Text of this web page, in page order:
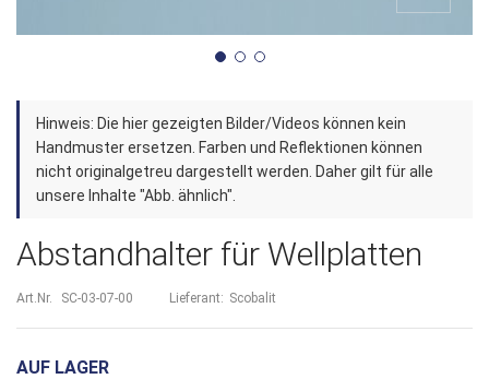
Zum
Anfang
der
Bildergalerie
Hinweis: Die hier gezeigten Bilder/Videos können kein
Handmuster ersetzen. Farben und Reflektionen können
nicht originalgetreu dargestellt werden. Daher gilt für alle
unsere Inhalte "Abb. ähnlich".
Abstandhalter für Wellplatten
Art.Nr. SC-03-07-00 Lieferant: Scobalit
AUF LAGER